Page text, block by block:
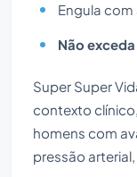
Engula com
Não exceda
Super Super
contexto
homens com
pressão